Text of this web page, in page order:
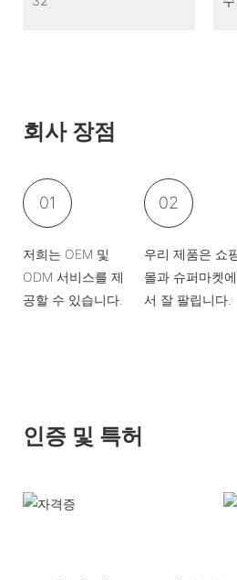
회사 장점
01
저희는 OEM 및
ODM 서비스를 제
공할 수 있습니다.
02
우리 제품은 쇼
몰과 슈퍼마켓에
서 잘 팔립니다.
인증 및 특허